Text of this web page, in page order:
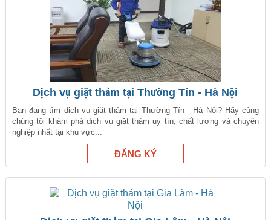
Dịch vụ giặt thảm tại Thường Tín - Hà Nội
Bạn đang tìm dịch vụ giặt thảm tại Thường Tín - Hà Nội? Hãy cùng
chúng tôi khám phá dịch vụ giặt thảm uy tín, chất lượng và chuyên
nghiệp nhất tại khu vực...